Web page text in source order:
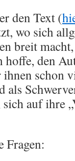
den Text (
wo sich
breit
den
schon
auf ihre
Fragen: